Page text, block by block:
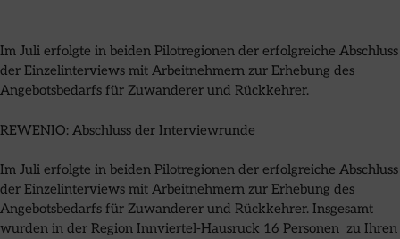
Im Juli erfolgte in beiden Pilotregionen der erfolgreiche Abschluss
der Einzelinterviews mit Arbeitnehmern zur Erhebung des
Angebotsbedarfs für Zuwanderer und Rückkehrer.
REWENIO: Abschluss der Interviewrunde
Im Juli erfolgte in beiden Pilotregionen der erfolgreiche Abschluss
der Einzelinterviews mit Arbeitnehmern zur Erhebung des
Angebotsbedarfs für Zuwanderer und Rückkehrer. Insgesamt
wurden in der Region Innviertel-Hausruck 16 Personen zu Ihren